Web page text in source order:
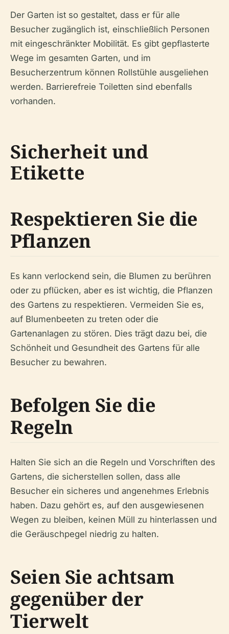
Der Garten ist so gestaltet, dass er für alle
Besucher zugänglich ist, einschließlich Personen
mit eingeschränkter Mobilität. Es gibt gepflasterte
Wege im gesamten Garten, und im
Besucherzentrum können Rollstühle ausgeliehen
werden. Barrierefreie Toiletten sind ebenfalls
vorhanden.
Sicherheit und
Etikette
Respektieren Sie die
Pflanzen
Es kann verlockend sein, die Blumen zu berühren
oder zu pflücken, aber es ist wichtig, die Pflanzen
des Gartens zu respektieren. Vermeiden Sie es,
auf Blumenbeeten zu treten oder die
Gartenanlagen zu stören. Dies trägt dazu bei, die
Schönheit und Gesundheit des Gartens für alle
Besucher zu bewahren.
Befolgen Sie die
Regeln
Halten Sie sich an die Regeln und Vorschriften des
Gartens, die sicherstellen sollen, dass alle
Besucher ein sicheres und angenehmes Erlebnis
haben. Dazu gehört es, auf den ausgewiesenen
Wegen zu bleiben, keinen Müll zu hinterlassen und
die Geräuschpegel niedrig zu halten.
Seien Sie achtsam
gegenüber der
Tierwelt